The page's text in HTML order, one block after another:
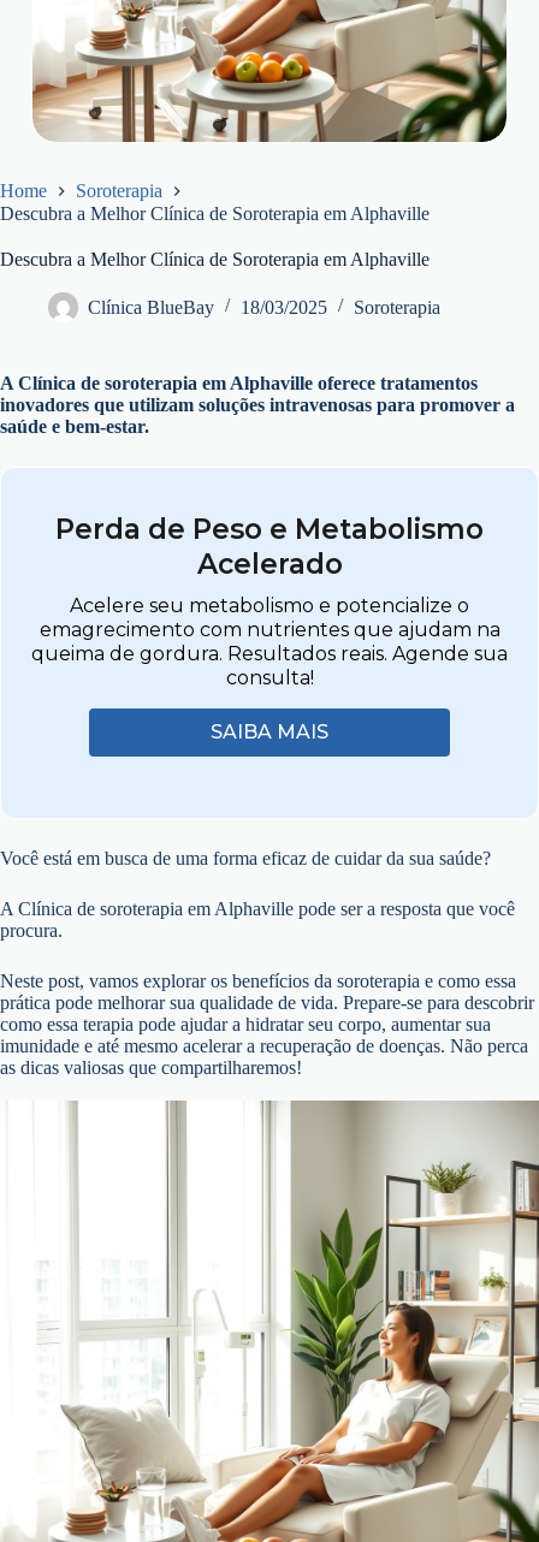
Home
Soroterapia
Descubra a Melhor Clínica de Soroterapia em Alphaville
Descubra a Melhor Clínica de Soroterapia em Alphaville
Clínica BlueBay 18/03/2025 Soroterapia
A Clínica de soroterapia em Alphaville oferece tratamentos
inovadores que utilizam soluções intravenosas para promover a
saúde e bem-estar.
Perda de Peso e Metabolismo
Acelerado
Acelere seu metabolismo e potencialize o
emagrecimento com nutrientes que ajudam na
queima de gordura. Resultados reais. Agende sua
consulta!
SAIBA MAIS
Você está em busca de uma forma eficaz de cuidar da sua saúde?
A Clínica de soroterapia em Alphaville pode ser a resposta que você
procura.
Neste post, vamos explorar os benefícios da soroterapia e como essa
prática pode melhorar sua qualidade de vida. Prepare-se para descobrir
como essa terapia pode ajudar a hidratar seu corpo, aumentar sua
imunidade e até mesmo acelerar a recuperação de doenças. Não perca
as dicas valiosas que compartilharemos!